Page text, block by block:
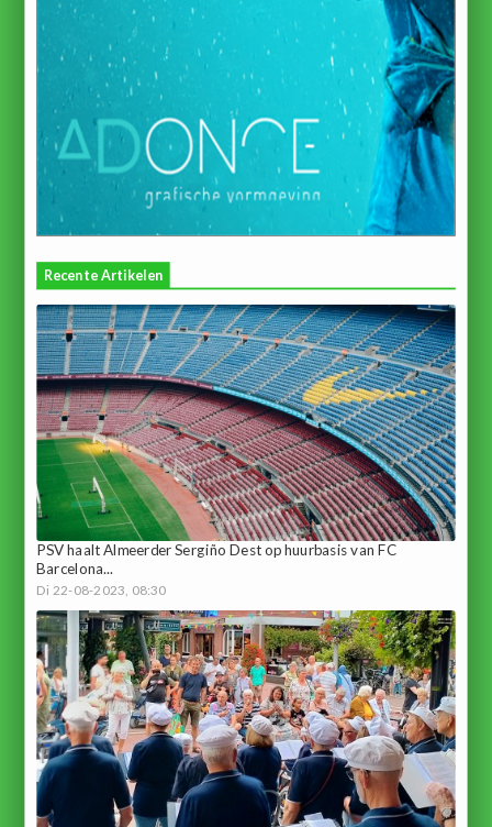
Recente Artikelen
PSV haalt Almeerder Sergiño Dest op huurbasis van FC
Barcelona...
Di 22-08-2023, 08:30